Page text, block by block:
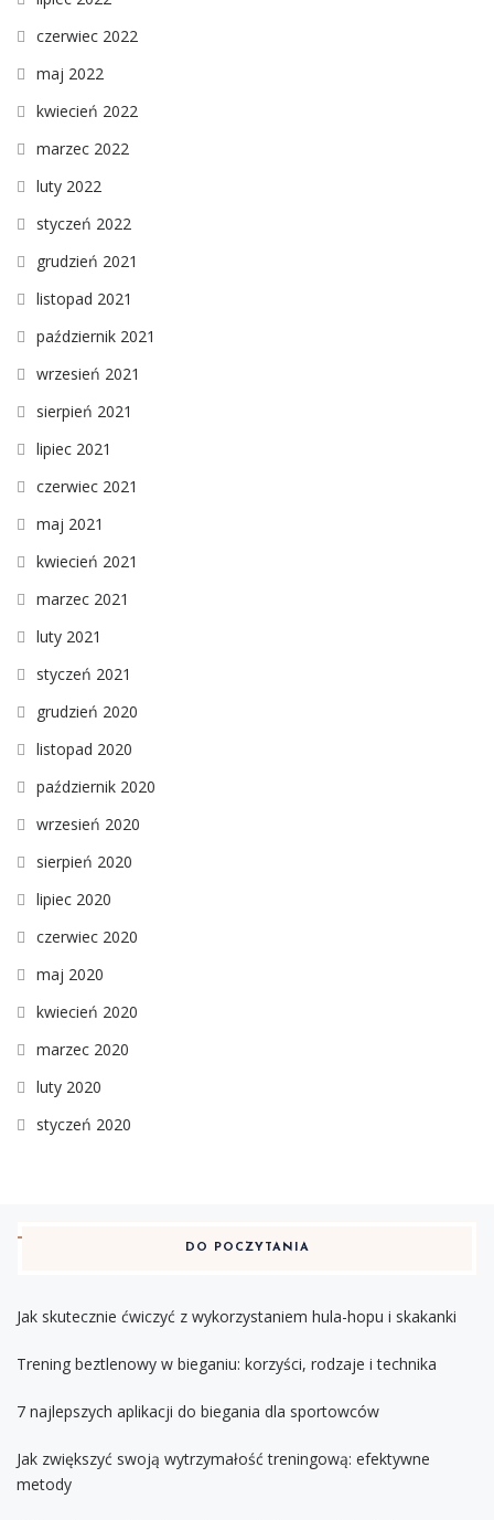
czerwiec 2022
maj 2022
kwiecień 2022
marzec 2022
luty 2022
styczeń 2022
grudzień 2021
listopad 2021
październik 2021
wrzesień 2021
sierpień 2021
lipiec 2021
czerwiec 2021
maj 2021
kwiecień 2021
marzec 2021
luty 2021
styczeń 2021
grudzień 2020
listopad 2020
październik 2020
wrzesień 2020
sierpień 2020
lipiec 2020
czerwiec 2020
maj 2020
kwiecień 2020
marzec 2020
luty 2020
styczeń 2020
DO POCZYTANIA
Jak skutecznie ćwiczyć z wykorzystaniem hula-hopu i skakanki
Trening beztlenowy w bieganiu: korzyści, rodzaje i technika
7 najlepszych aplikacji do biegania dla sportowców
Jak zwiększyć swoją wytrzymałość treningową: efektywne
metody